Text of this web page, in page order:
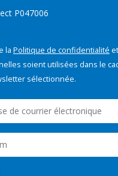
P047006
la Politique de confidentialité
soient utilisées dans le
sélectionnée.